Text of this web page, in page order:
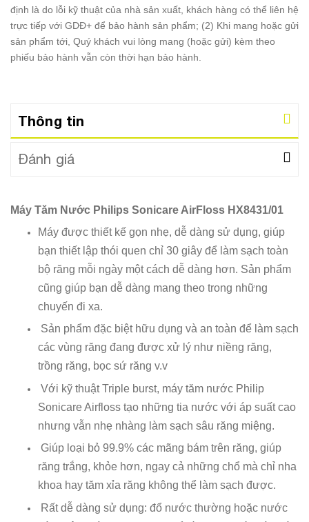
định là do lỗi kỹ thuật của nhà sản xuất, khách hàng có thể liên hệ
trực tiếp với GDĐ+ để bảo hành sản phẩm; (2) Khi mang hoặc gửi
sản phẩm tới, Quý khách vui lòng mang (hoặc gửi) kèm theo
phiếu bảo hành vẫn còn thời hạn bảo hành.
Thông tin
Đánh giá
Máy Tăm Nước Philips Sonicare AirFloss HX8431/01
Máy được thiết kế gọn nhẹ, dễ dàng sử dụng, giúp
bạn thiết lập thói quen chỉ 30 giây để làm sạch toàn
bộ răng mỗi ngày một cách dễ dàng hơn. Sản phẩm
cũng giúp bạn dễ dàng mang theo trong những
chuyến đi xa.
Sản phẩm đặc biệt hữu dụng và an toàn để làm sạch
các vùng răng đang được xử lý như niềng răng,
trồng răng, bọc sứ răng v.v
Với kỹ thuật Triple burst, máy tăm nước Philip
Sonicare Airfloss tạo những tia nước với áp suất cao
nhưng vẫn nhẹ nhàng làm sạch sâu răng miệng.
Giúp loại bỏ 99.9% các mãng bám trên răng, giúp
răng trắng, khỏe hơn, ngay cả những chổ mà chỉ nha
khoa hay tăm xỉa răng không thể làm sạch được.
Rất dễ dàng sử dụng: đổ nước thường hoặc nước